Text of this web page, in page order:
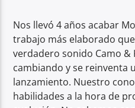
Nos llevó 4 años acabar
trabajo más elaborado
verdadero sonido Camo &
cambiando y se reinventa
lanzamiento. Nuestro
habilidades a la hora de